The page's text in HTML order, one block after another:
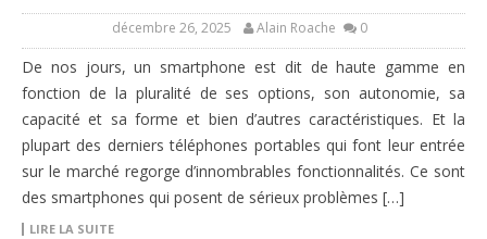
décembre 26, 2025 Alain Roache 0
De nos jours, un smartphone est dit de haute gamme en
fonction de la pluralité de ses options, son autonomie, sa
capacité et sa forme et bien d’autres caractéristiques. Et la
plupart des derniers téléphones portables qui font leur entrée
sur le marché regorge d’innombrables fonctionnalités. Ce sont
des smartphones qui posent de sérieux problèmes […]
LIRE LA SUITE